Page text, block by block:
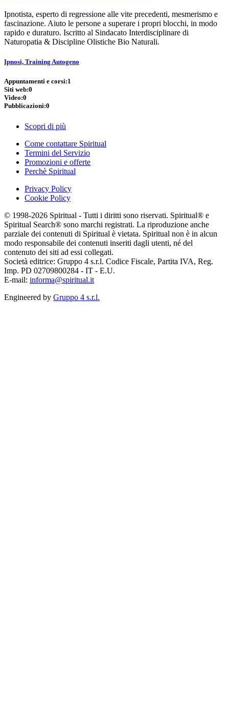
Ipnotista, esperto di regressione alle vite precedenti, mesmerismo e
fascinazione. Aiuto le persone a superare i propri blocchi, in modo
rapido e duraturo. Iscritto al Sindacato Interdisciplinare di
Naturopatia & Discipline Olistiche Bio Naturali.
Ipnosi, Training Autogeno
Appuntamenti e corsi:1
Siti web:0
Video:0
Pubblicazioni:0
Scopri di più
Come contattare Spiritual
Termini del Servizio
Promozioni e offerte
Perchè Spiritual
Privacy Policy
Cookie Policy
© 1998-2026 Spiritual - Tutti i diritti sono riservati. Spiritual® e
Spiritual Search® sono marchi registrati. La riproduzione anche
parziale dei contenuti di Spiritual è vietata. Spiritual non è in alcun
modo responsabile dei contenuti inseriti dagli utenti, né del
contenuto dei siti ad essi collegati.
Società editrice: Gruppo 4 s.r.l. Codice Fiscale, Partita IVA, Reg.
Imp. PD 02709800284 - IT - E.U.
E-mail: informa@spiritual.it
Engineered by Gruppo 4 s.r.l.